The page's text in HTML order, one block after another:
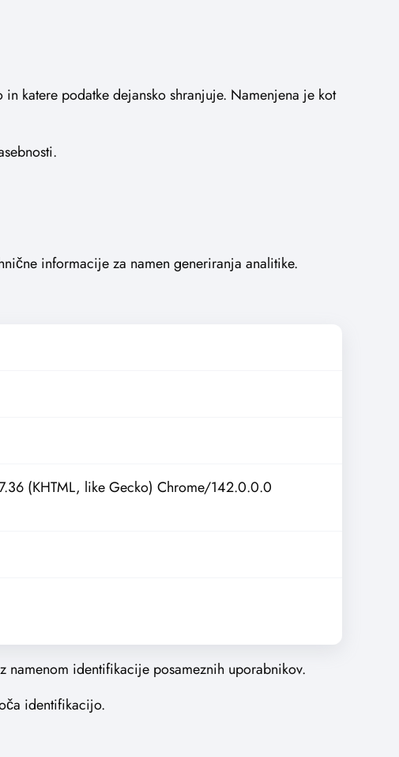
katere podatke dejansko shranjuje. Namenjena je kot
informacije za namen generiranja analitike.
(KHTML, like Gecko) Chrome/142.0.0.0
identifikacije posameznih uporabnikov.
identifikacijo.